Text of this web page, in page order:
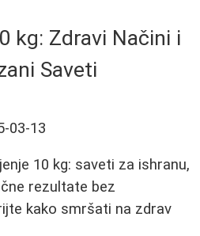
kg: Zdravi Načini i
Saveti
03-13
10 kg: saveti za ishranu,
rezultate bez
kako smršati na zdrav